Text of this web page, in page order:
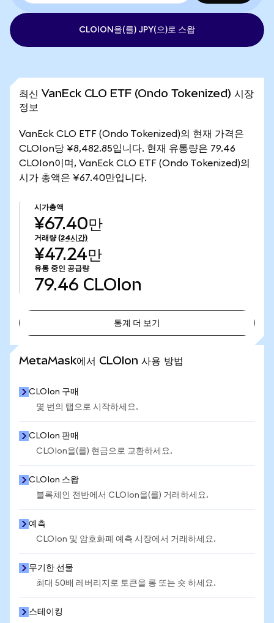
CLOION을(를) JPY(으)로 스왑
최신 VanEck CLO ETF (Ondo Tokenized) 시장
정보
VanEck CLO ETF (Ondo Tokenized)의 현재 가격은
CLOIon당 ¥8,482.85입니다. 현재 유통량은 79.46
CLOIon이며, VanEck CLO ETF (Ondo Tokenized)의
시가 총액은 ¥67.40만입니다.
시가총액
¥67.40만
거래량 (24시간)
¥47.24만
유통 중인 공급량
79.46 CLOIon
통계 더 보기
MetaMask에서 CLOIon 사용 방법
CLOIon 구매
몇 번의 탭으로 시작하세요.
CLOIon 판매
CLOIon을(를) 현금으로 교환하세요.
CLOIon 스왑
블록체인 전반에서 CLOIon을(를) 거래하세요.
예측
CLOIon 및 암호화폐 예측 시장에서 거래하세요.
무기한 선물
최대 50배 레버리지로 토큰을 롱 또는 숏 하세요.
스테이킹